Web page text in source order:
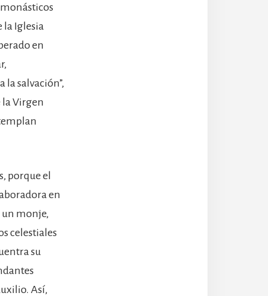
la Iglesia
en
la salvación”,
la Virgen
porque el
en
un monje,
celestiales
su
Así,